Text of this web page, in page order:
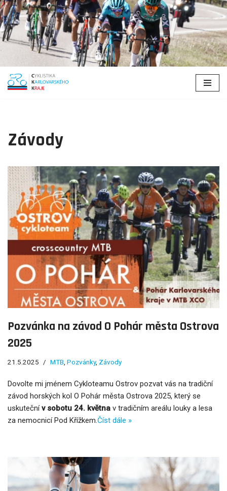
Přeskočit
na
Závody
Pozvánka na závod O Pohár města Ostrova
2025
21.5.2025 MTB Pozvánky, Závody
Dovolte mi jménem Cykloteamu Ostrov pozvat vás na tradiční
závod horských kol O Pohár města Ostrova 2025, který se
uskutečnív sobotu 24. května v tradičním areálu louky a lesa
za nemocnicí Pod Křížkem.Číst dále »